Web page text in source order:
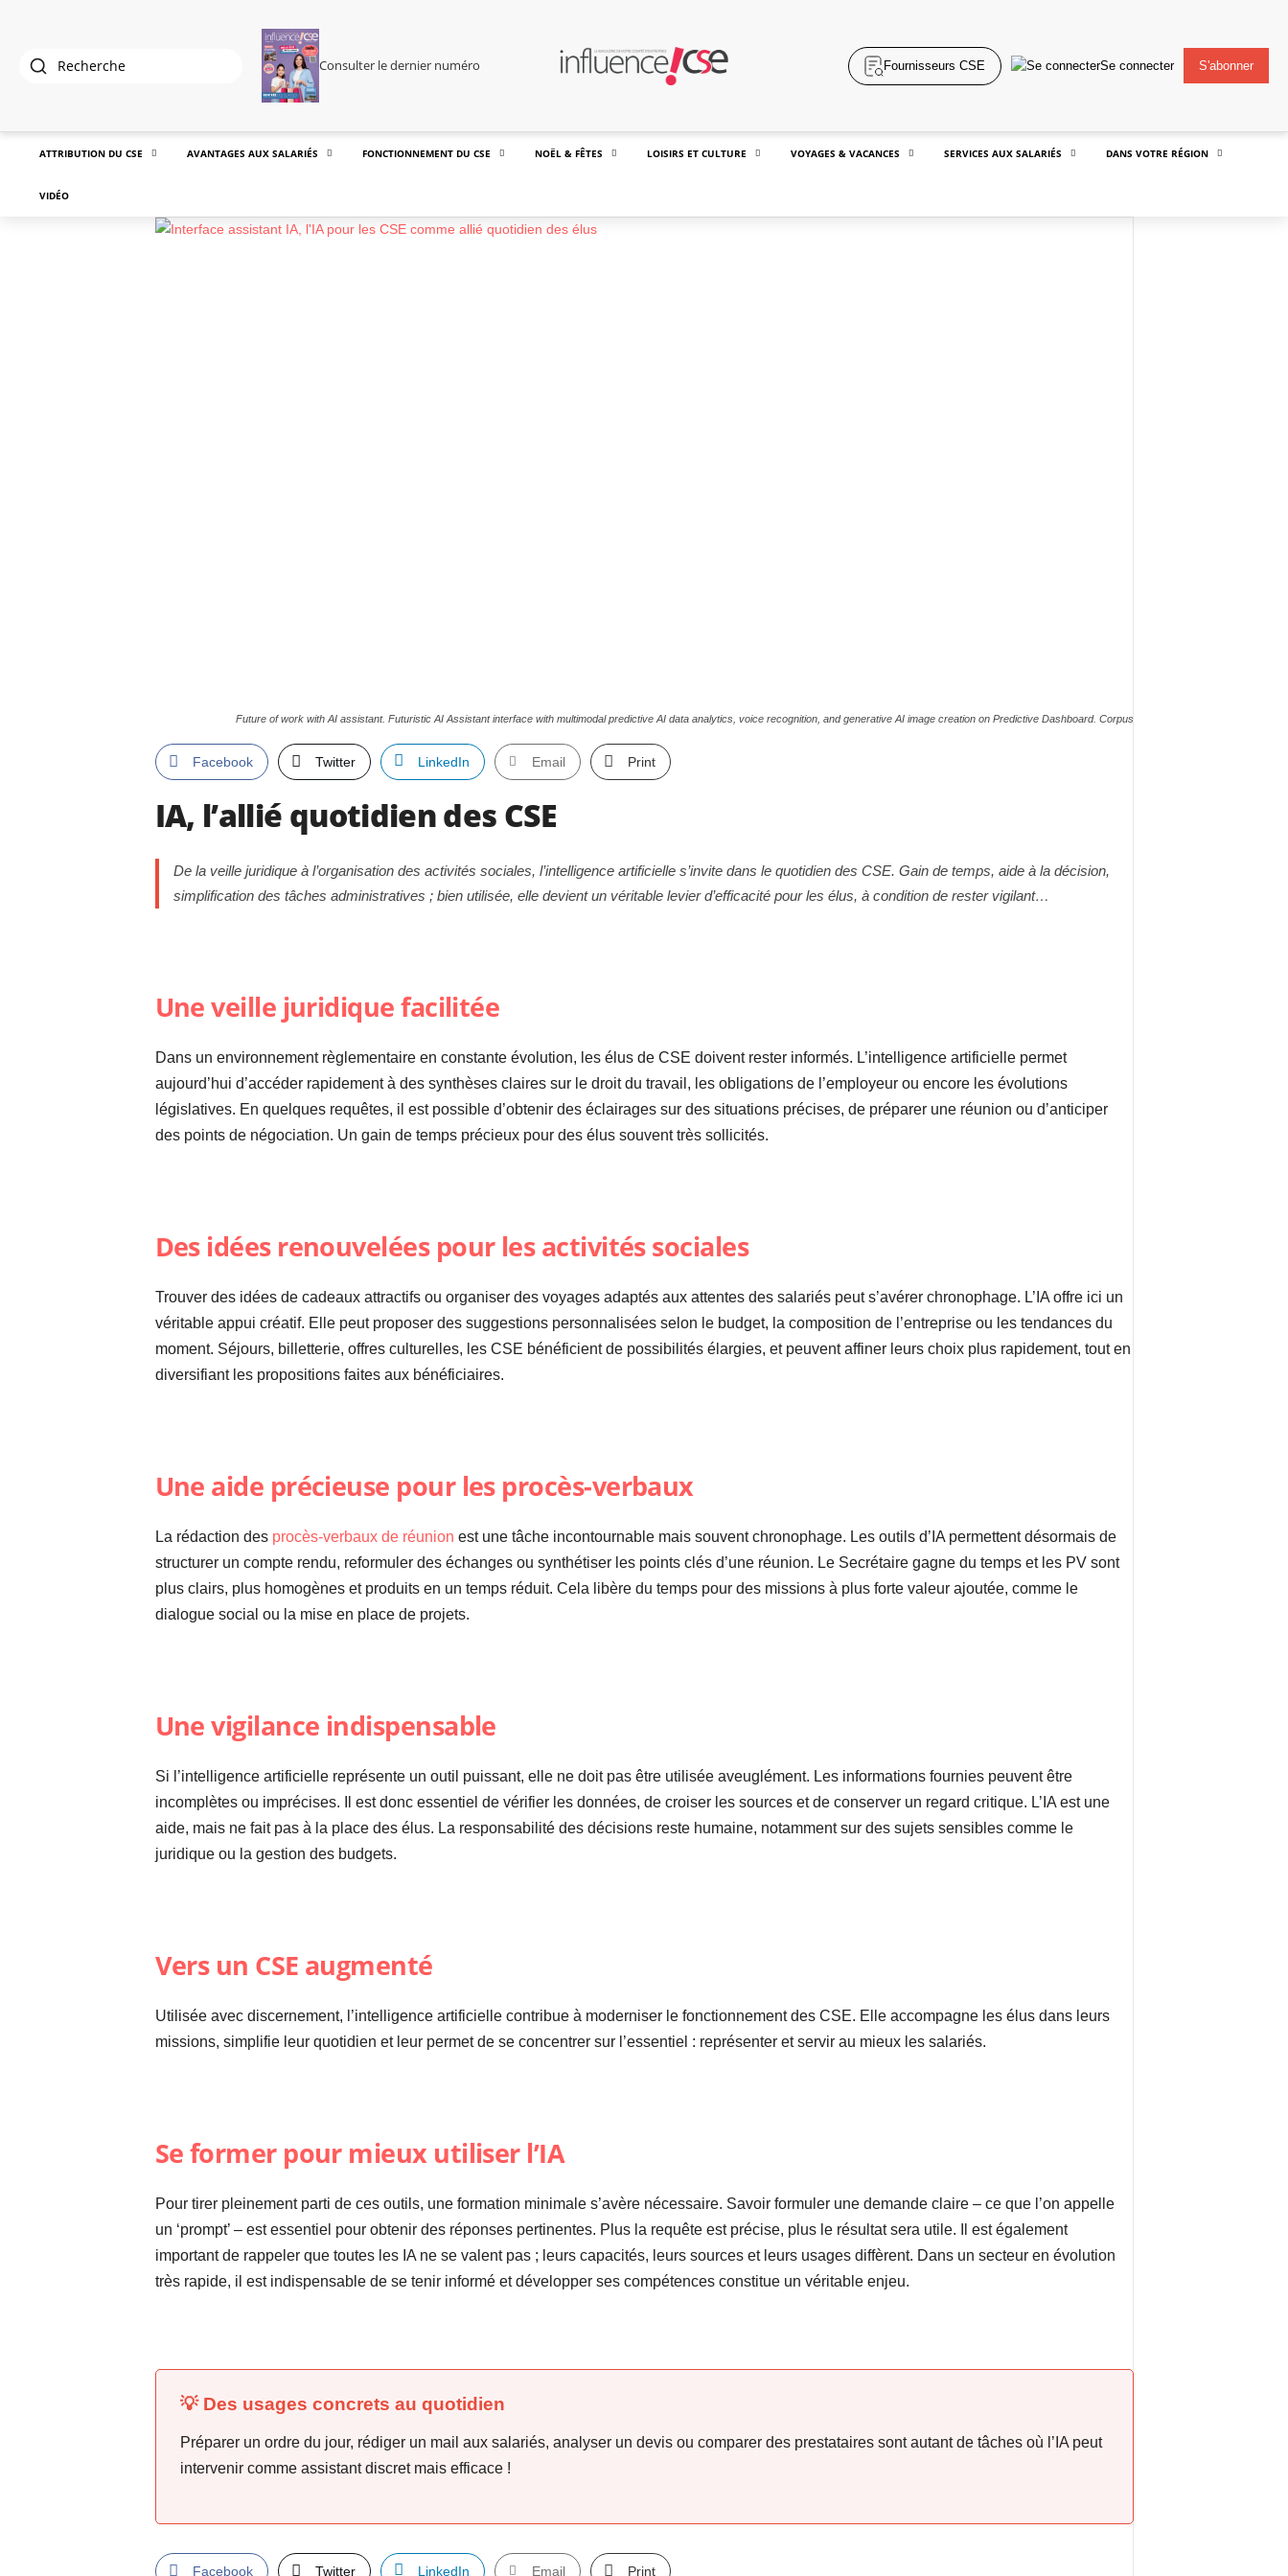
Consulter le dernier numéro Fournisseurs CSE Se connecter S'abonner
ATTRIBUTION DU CSE AVANTAGES AUX SALARIÉS FONCTIONNEMENT DU CSE NOËL & FÊTES LOISIRS ET CULTURE VOYAGES & VACANCES SERVICES AUX SALARIÉS DANS VOTRE RÉGION
VIDÉO
Future of work with AI assistant. Futuristic AI Assistant interface with multimodal predictive AI data analytics, voice recognition, and generative AI image creation on Predictive Dashboard. Corpus
Facebook Twitter LinkedIn Email Print
IA, l’allié quotidien des CSE
De la veille juridique à l’organisation des activités sociales, l’intelligence artificielle s’invite dans le quotidien des CSE. Gain de temps, aide à la décision,
simplification des tâches administratives ; bien utilisée, elle devient un véritable levier d’efficacité pour les élus, à condition de rester vigilant…
Une veille juridique facilitée
Dans un environnement règlementaire en constante évolution, les élus de CSE doivent rester informés. L’intelligence artificielle permet
aujourd’hui d’accéder rapidement à des synthèses claires sur le droit du travail, les obligations de l’employeur ou encore les évolutions
législatives. En quelques requêtes, il est possible d’obtenir des éclairages sur des situations précises, de préparer une réunion ou d’anticiper
des points de négociation. Un gain de temps précieux pour des élus souvent très sollicités.
Des idées renouvelées pour les activités sociales
Trouver des idées de cadeaux attractifs ou organiser des voyages adaptés aux attentes des salariés peut s’avérer chronophage. L’IA offre ici un
véritable appui créatif. Elle peut proposer des suggestions personnalisées selon le budget, la composition de l’entreprise ou les tendances du
moment. Séjours, billetterie, offres culturelles, les CSE bénéficient de possibilités élargies, et peuvent affiner leurs choix plus rapidement, tout en
diversifiant les propositions faites aux bénéficiaires.
Une aide précieuse pour les procès-verbaux
La rédaction des procès-verbaux de réunion est une tâche incontournable mais souvent chronophage. Les outils d’IA permettent désormais de
structurer un compte rendu, reformuler des échanges ou synthétiser les points clés d’une réunion. Le Secrétaire gagne du temps et les PV sont
plus clairs, plus homogènes et produits en un temps réduit. Cela libère du temps pour des missions à plus forte valeur ajoutée, comme le
dialogue social ou la mise en place de projets.
Une vigilance indispensable
Si l’intelligence artificielle représente un outil puissant, elle ne doit pas être utilisée aveuglément. Les informations fournies peuvent être
incomplètes ou imprécises. Il est donc essentiel de vérifier les données, de croiser les sources et de conserver un regard critique. L’IA est une
aide, mais ne fait pas à la place des élus. La responsabilité des décisions reste humaine, notamment sur des sujets sensibles comme le
juridique ou la gestion des budgets.
Vers un CSE augmenté
Utilisée avec discernement, l’intelligence artificielle contribue à moderniser le fonctionnement des CSE. Elle accompagne les élus dans leurs
missions, simplifie leur quotidien et leur permet de se concentrer sur l’essentiel : représenter et servir au mieux les salariés.
Se former pour mieux utiliser l’IA
Pour tirer pleinement parti de ces outils, une formation minimale s’avère nécessaire. Savoir formuler une demande claire – ce que l’on appelle
un ‘prompt’ – est essentiel pour obtenir des réponses pertinentes. Plus la requête est précise, plus le résultat sera utile. Il est également
important de rappeler que toutes les IA ne se valent pas ; leurs capacités, leurs sources et leurs usages diffèrent. Dans un secteur en évolution
très rapide, il est indispensable de se tenir informé et développer ses compétences constitue un véritable enjeu.
💡 Des usages concrets au quotidien
Préparer un ordre du jour, rédiger un mail aux salariés, analyser un devis ou comparer des prestataires sont autant de tâches où l’IA peut
intervenir comme assistant discret mais efficace !
Facebook Twitter LinkedIn Email Print